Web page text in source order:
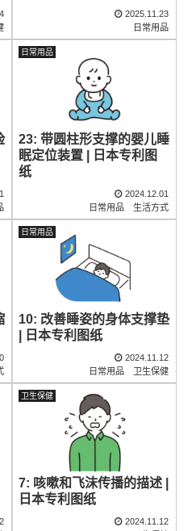
2025.11.23
日常用品
日常用品
23: 带圆柱形支撑的婴儿睡
眠定位装置 | 日本专利图
纸
2024.12.01
日常用品
生活方式
日常用品
10: 改善睡姿的身体支撑垫
| 日本专利图纸
2024.11.12
日常用品
卫生保健
卫生保健
7: 咳嗽和飞沫传播的描述 |
日本专利图纸
2024.11.12